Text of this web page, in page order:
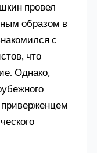
провел
образом в
с
что
Однако,
приверженцем